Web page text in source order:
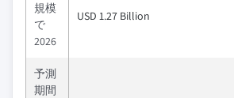
規模
で
2026
USD 1.27 Billion
予測
期間